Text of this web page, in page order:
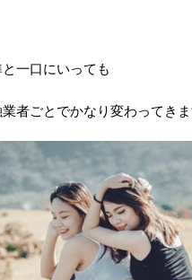
一口にいっても
者ごとでかなり変わってきま